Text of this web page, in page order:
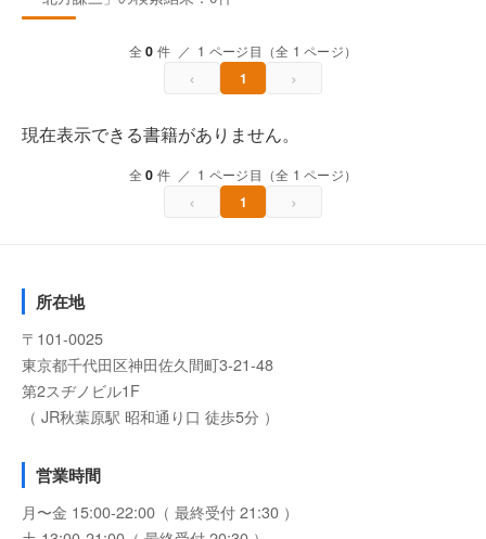
全0 件 ／ 1 ページ目（全 1 ページ）
‹ 1 ›
現在表示できる書籍がありません。
全0 件 ／ 1 ページ目（全 1 ページ）
‹ 1 ›
所在地
〒101-0025
東京都千代田区神田佐久間町3-21-48
第2スヂノビル1F
（ JR秋葉原駅 昭和通り口 徒歩5分 ）
営業時間
月〜金 15:00-22:00（ 最終受付 21:30 ）